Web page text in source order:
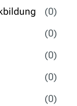
(0)
(0)
(0)
(0)
(0)